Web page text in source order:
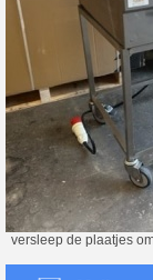
versleep de plaatjes